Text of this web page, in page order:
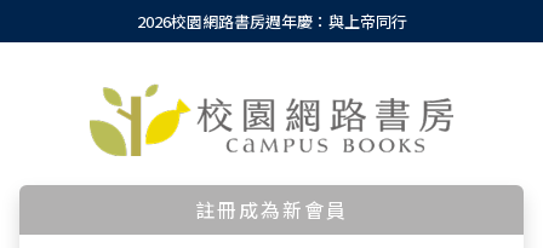
2026校園網路書房週年慶：與上帝同行
註冊成為新會員